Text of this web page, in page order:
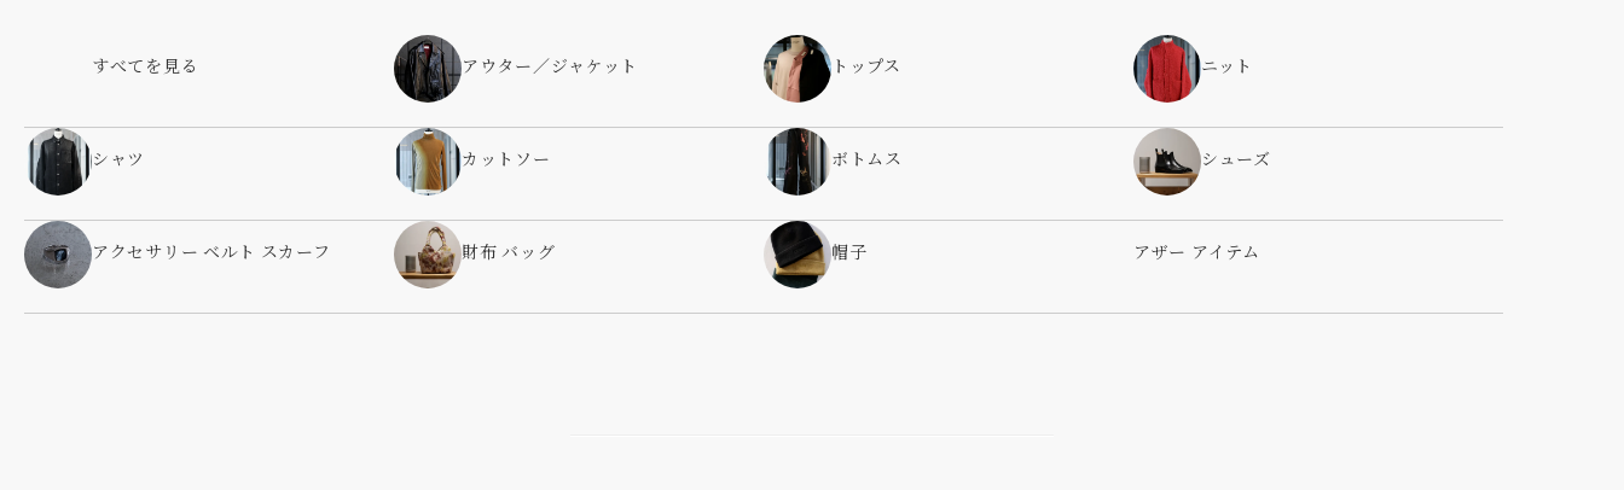
すべてを見る アウター／ジャケット トップス ニット
シャツ カットソー ボトムス シューズ
アクセサリー ベルト スカーフ 財布 バッグ 帽子 アザー アイテム